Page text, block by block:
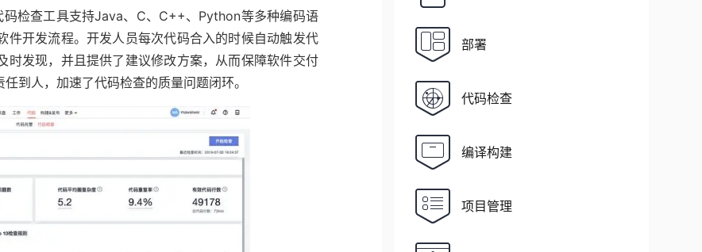
检查工具支持Java、C、C++、Python等多种编码语
件开发流程。开发人员每次代码合入的时候自动触发代
时发现，并且提供了建议修改方案，从而保障软件交付
到人，加速了代码检查的质量问题闭环。
部署
代码检查
编译构建
项目管理